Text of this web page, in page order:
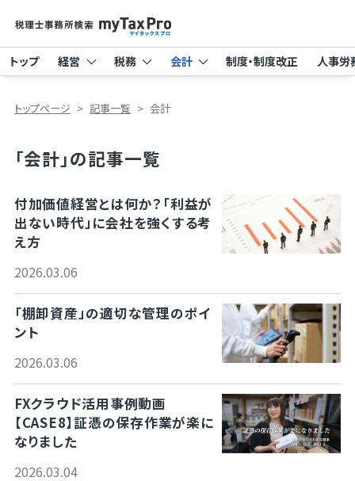
トップ 経営 税務 会計 制度・制度改正 人事労
トップページ 記事一覧 会計
「会計」の記事一覧
付加価値経営とは何か？「利益が
出ない時代」に会社を強くする考
え方
2026.03.06
「棚卸資産」の適切な管理のポイ
ント
2026.03.06
FXクラウド活用事例動画
【CASE8】証憑の保存作業が楽に
なりました
2026.03.04